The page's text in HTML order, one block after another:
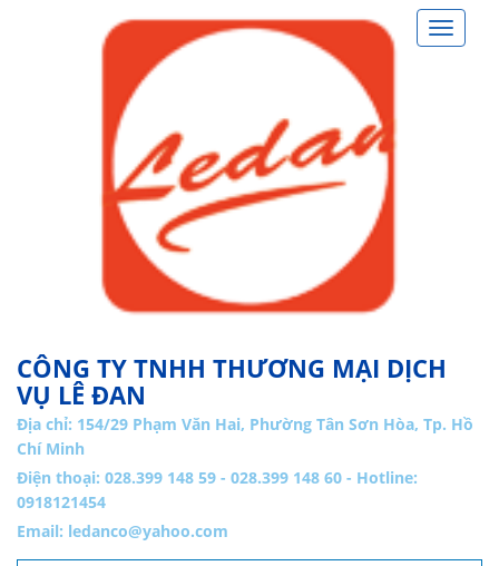
Toggle
CÔNG TY TNHH THƯƠNG MẠI DỊCH
VỤ LÊ ĐAN
Địa chỉ: 154/29 Phạm Văn Hai, Phường Tân Sơn Hòa, Tp. Hồ
Chí Minh
Điện thoại: 028.399 148 59 - 028.399 148 60 - Hotline:
0918121454
Email: ledanco@yahoo.com